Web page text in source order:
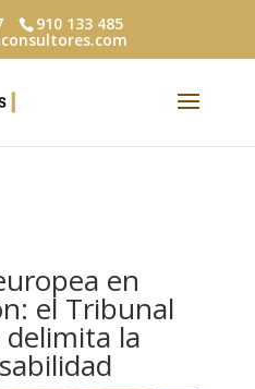
910 133 485
en
el Tribunal
la